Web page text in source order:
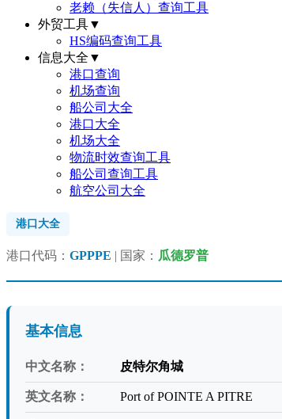
老赖（失信人）查询工具
外贸工具▼
HS编码查询工具
信息大全 ▼
港口查询
机场查询
船公司大全
港口大全
机场大全
物流时效查询工具
船公司查询工具
航空公司大全
港口大全
港口代码： GPPPE | 国家： 瓜德罗普
基本信息
中文名称： 皮特尔角城
英文名称： Port of POINTE A PITRE